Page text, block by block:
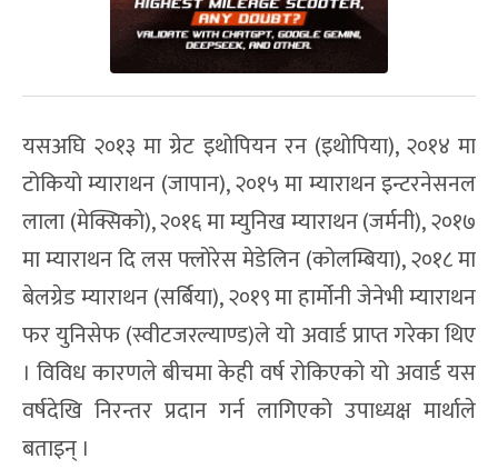
यसअघि २०१३ मा ग्रेट इथोपियन रन (इथोपिया), २०१४ मा
टोकियो म्याराथन (जापान), २०१५ मा म्याराथन इन्टरनेसनल
लाला (मेक्सिको), २०१६ मा म्युनिख म्याराथन (जर्मनी), २०१७
मा म्याराथन दि लस फ्लोरेस मेडेलिन (कोलम्बिया), २०१८ मा
बेलग्रेड म्याराथन (सर्बिया), २०१९ मा हार्मोनी जेनेभी म्याराथन
फर युनिसेफ (स्वीटजरल्याण्ड)ले यो अवार्ड प्राप्त गरेका थिए
। विविध कारणले बीचमा केही वर्ष रोकिएको यो अवार्ड यस
वर्षदेखि निरन्तर प्रदान गर्न लागिएको उपाध्यक्ष मार्थाले
बताइन् ।